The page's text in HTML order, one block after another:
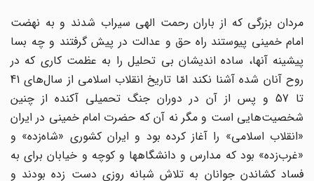
مردان بزرگى که از باران رحمت الهى سیراب شدند و به نهضت
امام خمینى پیوستند راه حق و عدالت در پیش گرفتند و چه بسا
پیشینه آنها، ساده اندیشان بى تحلیل را به عظمت کارى که در
روح آنان شده آشنا نکند امّا تاریخ انقلاب اسلامى از سال‌هاى 41
تا 57 و پس از آن در دوران جنگ تحمیلى آکنده از چنین
شخصیت‌هایى است و مگر نه آن که حضرت امام خمینى در ایران
«انقلاب اسلامى» را آغاز کرده بود و ایران کشورى «شاه‌زده» و
«غرب‌زده» بود که مدارس و دانشگاهها و کوچه و خیابان براى به
فساد کشاندن جوانان به تلاش شبانه روزى دست زده بودند و